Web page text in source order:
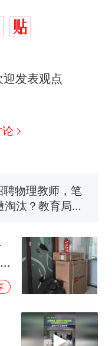
发表观点
放菜刀的女孩，
搬上楼！女子傻
反而更省电？
立调查组全面
深色蛋糕”上热
了！
我回家”改写了